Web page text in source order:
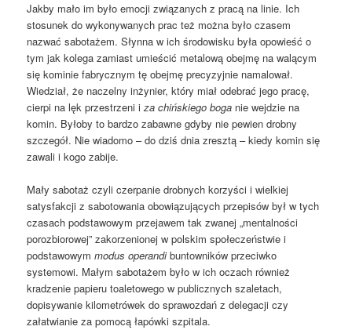
Jakby mało im było emocji związanych z pracą na linie. Ich
stosunek do wykonywanych prac też można było czasem
nazwać sabotażem. Słynna w ich środowisku była opowieść o
tym jak kolega zamiast umieścić metalową obejmę na walącym
się kominie fabrycznym tę obejmę precyzyjnie namalował.
Wiedział, że naczelny inżynier, który miał odebrać jego pracę,
cierpi na lęk przestrzeni iza chińskiego boga nie wejdzie na
komin. Byłoby to bardzo zabawne gdyby nie pewien drobny
szczegół. Nie wiadomo – do dziś dnia zresztą – kiedy komin się
zawali i kogo zabije.
Mały sabotaż czyli czerpanie drobnych korzyści i wielkiej
satysfakcji z sabotowania obowiązujących przepisów był w tych
czasach podstawowym przejawem tak zwanej „mentalności
porozbiorowej” zakorzenionej w polskim społeczeństwie i
podstawowymmodus operandibuntowników przeciwko
systemowi. Małym sabotażem było w ich oczach również
kradzenie papieru toaletowego w publicznych szaletach,
dopisywanie kilometrówek do sprawozdań z delegacji czy
załatwianie za pomocą łapówki szpitala.